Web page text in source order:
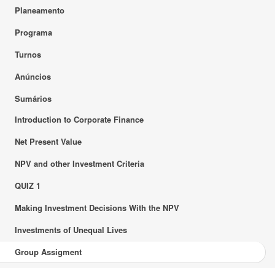
Planeamento
Programa
Turnos
Anúncios
Sumários
Introduction to Corporate Finance
Net Present Value
NPV and other Investment Criteria
QUIZ 1
Making Investment Decisions With the NPV
Investments of Unequal Lives
Group Assigment